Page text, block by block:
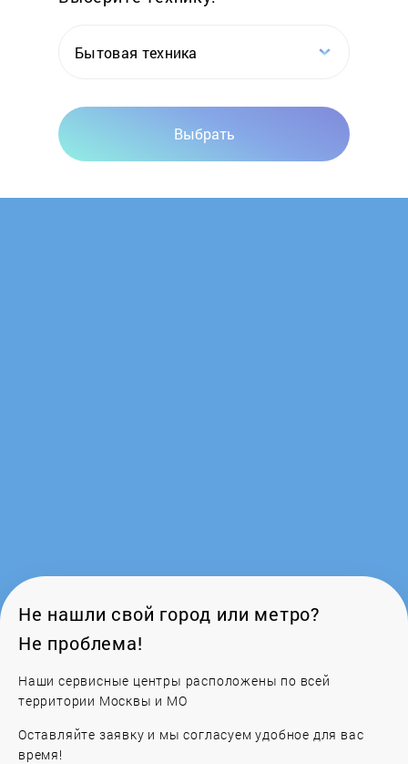
Ergomax
Eurosystems
Gardenlux
Бытовая техника
Выбрать
Не нашли свой город или метро?
Не проблема!
Наши сервисные центры расположены по всей
территории Москвы и МО
Оставляйте заявку и мы согласуем удобное для вас
время!